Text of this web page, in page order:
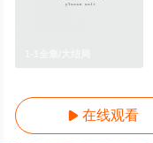
 在线观看